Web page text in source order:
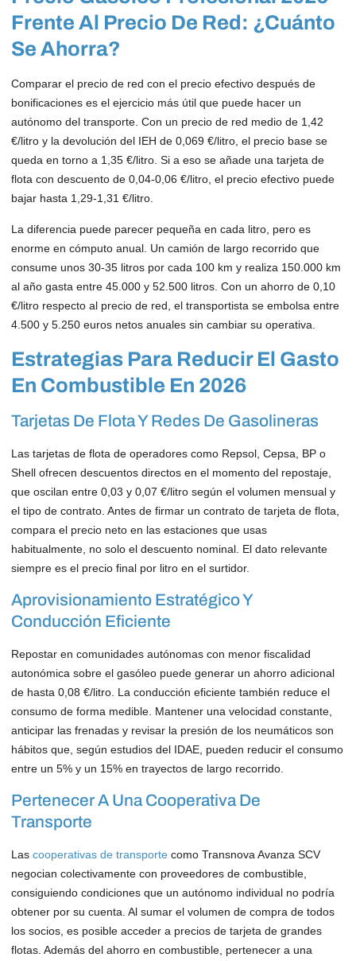
Frente Al Precio De Red: ¿cuánto
Se Ahorra?
Comparar el precio de red con el precio efectivo después de
bonificaciones es el ejercicio más útil que puede hacer un
autónomo del transporte. Con un precio de red medio de 1,42
€/litro y la devolución del IEH de 0,069 €/litro, el precio base se
queda en torno a 1,35 €/litro. Si a eso se añade una tarjeta de
flota con descuento de 0,04-0,06 €/litro, el precio efectivo puede
bajar hasta 1,29-1,31 €/litro.
La diferencia puede parecer pequeña en cada litro, pero es
enorme en cómputo anual. Un camión de largo recorrido que
consume unos 30-35 litros por cada 100 km y realiza 150.000 km
al año gasta entre 45.000 y 52.500 litros. Con un ahorro de 0,10
€/litro respecto al precio de red, el transportista se embolsa entre
4.500 y 5.250 euros netos anuales sin cambiar su operativa.
Estrategias Para Reducir El Gasto
En Combustible En 2026
Tarjetas De Flota Y Redes De Gasolineras
Las tarjetas de flota de operadores como Repsol, Cepsa, BP o
Shell ofrecen descuentos directos en el momento del repostaje,
que oscilan entre 0,03 y 0,07 €/litro según el volumen mensual y
el tipo de contrato. Antes de firmar un contrato de tarjeta de flota,
compara el precio neto en las estaciones que usas
habitualmente, no solo el descuento nominal. El dato relevante
siempre es el precio final por litro en el surtidor.
Aprovisionamiento Estratégico Y
Conducción Eficiente
Repostar en comunidades autónomas con menor fiscalidad
autonómica sobre el gasóleo puede generar un ahorro adicional
de hasta 0,08 €/litro. La conducción eficiente también reduce el
consumo de forma medible. Mantener una velocidad constante,
anticipar las frenadas y revisar la presión de los neumáticos son
hábitos que, según estudios del IDAE, pueden reducir el consumo
entre un 5% y un 15% en trayectos de largo recorrido.
Pertenecer A Una Cooperativa De
Transporte
Lascooperativas de transporte como Transnova Avanza SCV
negocian colectivamente con proveedores de combustible,
consiguiendo condiciones que un autónomo individual no podría
obtener por su cuenta. Al sumar el volumen de compra de todos
los socios, es posible acceder a precios de tarjeta de grandes
flotas. Además del ahorro en combustible, pertenecer a una